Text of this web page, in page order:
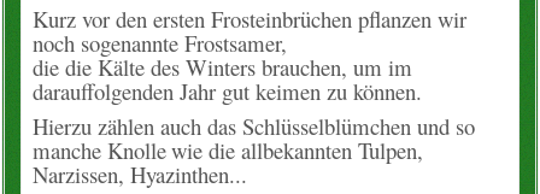
Glas-Flaschen
WECK
Ätherische Öle
Kurz vor den ersten Frosteinbrüchen pflanzen wir
noch sogenannte Frostsamer,
die die Kälte des Winters brauchen, um im
darauffolgenden Jahr gut keimen zu können.
Hierzu zählen auch das Schlüsselblümchen und so
manche Knollewie die allbekannten Tulpen,
Narzissen, Hyazinthen...